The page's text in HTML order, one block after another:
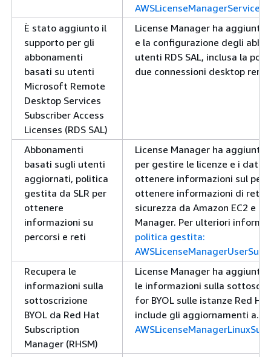
È stato aggiunto il
supporto per gli
abbonamenti
basati su utenti
Microsoft Remote
Desktop Services
Subscriber Access
Licenses (RDS SAL)
License Manager ha
e la configurazione degli
utenti RDS SAL, inclusa la
due connessioni desktop
Abbonamenti
basati sugli utenti
aggiornati, politica
gestita da SLR per
ottenere
informazioni su
percorsi e reti
License Manager ha
per gestire le licenze e i dati
ottenere informazioni sul
ottenere informazioni di rete
sicurezza da Amazon EC2 e
Manager. Per ulteriori
politica gestita:
Recupera le
informazioni sulla
sottoscrizione
BYOL da Red Hat
Subscription
Manager (RHSM)
License Manager ha
le informazioni sulla
for BYOL sulle istanze Red
include gli aggiornamenti a.